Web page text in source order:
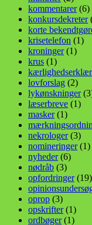
kommentarer(6)
konkursdekreter
korte
krisetelefon (1)
kroninger(1)
krus (1)
lovforslag (2)
lykønskninger
læserbreve (1)
masker(1)
nekrologer(3)
nomineringer(1)
nyheder(6)
nødråb (3)
opfordringer(19)
oprop (3)
opskrifter(1)
ordbøger(1)